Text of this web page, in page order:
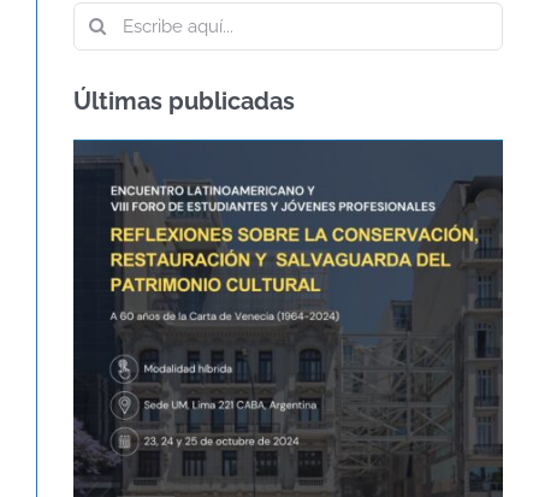
Buscar:
Últimas publicadas
60º ANIVERSARIO DE LA CARTA DE
VENECIA – CARTA
INTERNACIONAL SOBRE LA
CONSERVACIÓN Y LA
RESTAURACIÓN DE
MONUMENTOS Y SITIOS
Agenda Novedades